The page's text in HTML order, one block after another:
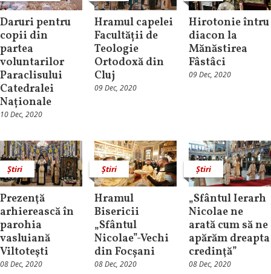
Daruri pentru
copii din
partea
voluntarilor
Paraclisului
Catedralei
Naționale
10 Dec, 2020
Hramul capelei
Facultății de
Teologie
Ortodoxă din
Cluj
09 Dec, 2020
Hirotonie întru
diacon la
Mănăstirea
Fâstâci
09 Dec, 2020
Știri
Prezenţă
arhierească în
parohia
vasluiană
Viltoteşti
08 Dec, 2020
Știri
Hramul
Bisericii
„Sfântul
Nicolae”-Vechi
din Focșani
08 Dec, 2020
Știri
„Sfântul Ierarh
Nicolae ne
arată cum să ne
apărăm dreapta
credinţă”
08 Dec, 2020